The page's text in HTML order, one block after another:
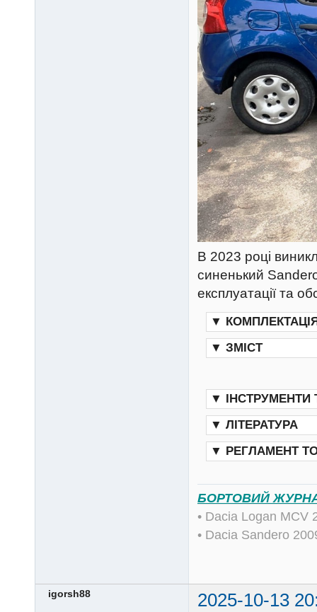
В 2023 році
синенький
експлуатації та
▼
▼ ЗМІСТ
▼
▼ ЛІТЕРАТУРА
▼ РЕГЛАМЕНТ
БОРТОВИЙ
• Dacia Logan
• Dacia Sandero
igorsh88
2025-10-13